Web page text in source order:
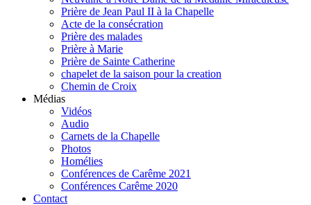
Prière de Jean Paul II à la Chapelle
Acte de la consécration
Prière des malades
Prière à Marie
Prière de Sainte Catherine
chapelet de la saison pour la creation
Chemin de Croix
Médias
Vidéos
Audio
Carnets de la Chapelle
Photos
Homélies
Conférences de Carême 2021
Conférences Carême 2020
Contact